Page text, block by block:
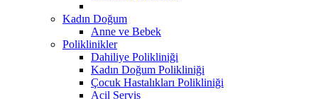
Kadın Doğum
Anne ve Bebek
Poliklinikler
Dahiliye Polikliniği
Kadın Doğum Polikliniği
Çocuk Hastalıkları Polikliniği
Acil Servis